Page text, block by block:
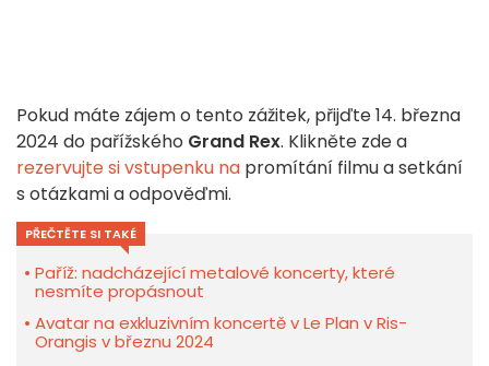
Pokud máte zájem o tento zážitek, přijďte 14. března
2024 do pařížského Grand Rex. Klikněte zde a
rezervujte si vstupenku na promítání filmu a setkání
s otázkami a odpověďmi.
PŘEČTĚTE SI TAKÉ
Paříž: nadcházející metalové koncerty, které
nesmíte propásnout
Avatar na exkluzivním koncertě v Le Plan v Ris-
Orangis v březnu 2024